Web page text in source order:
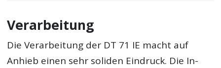
Verarbeitung
Die Verarbeitung der DT 71 IE macht auf
Anhieb einen sehr soliden Eindruck. Die In-